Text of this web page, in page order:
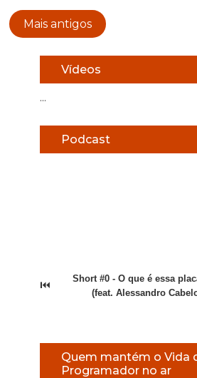
Mais antigos
Vídeos
...
Podcast
⏮
Short #0 - O que é essa
(feat. Alessandro
Quem mantém o Vida
Programador no ar